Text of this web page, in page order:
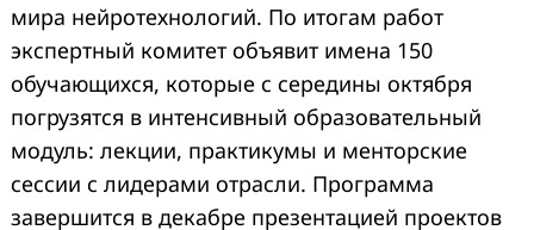
мира нейротехнологий. По итогам работ
экспертный комитет объявит имена 150
обучающихся, которые с середины октября
погрузятся в интенсивный образовательный
модуль: лекции, практикумы и менторские
сессии с лидерами отрасли. Программа
завершится в декабре презентацией проектов